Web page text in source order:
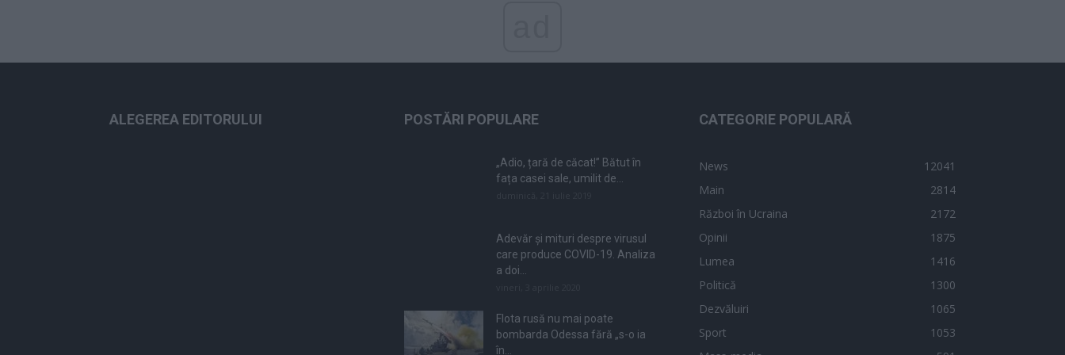
ALEGEREA EDITORULUI POSTĂRI POPULARE
„Adio, țară de căcat!” Bătut în
fața casei sale, umilit de...
Adevăr și mituri despre virusul
care produce COVID-19. Analiza
a doi...
Flota rusă nu mai poate
bombarda Odessa fără „s-o ia
în...
CATEGORIE POPULARĂ
News
12041
Main
2814
Război în Ucraina
2172
Opinii
1875
Lumea
1416
Politică
1300
Dezvăluiri
1065
Sport
1053